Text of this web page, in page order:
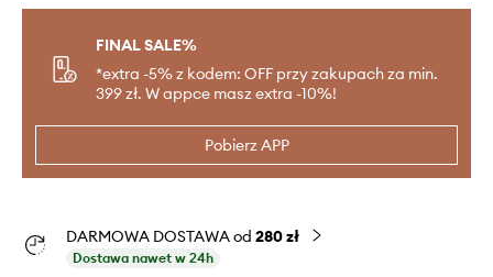
FINAL SALE%
*extra -5% z kodem: OFF przy zakupach za min.
399 zł. W appce masz extra -10%!
Pobierz APP
DARMOWA DOSTAWA od 280 zł
Dostawa nawet w 24h